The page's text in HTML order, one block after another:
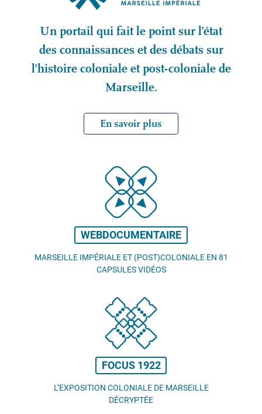
Un portail qui fait le point sur l’état
des connaissances et des débats sur
l’histoire coloniale et post-coloniale de
Marseille.
En savoir plus
WEBDOCUMENTAIRE
MARSEILLE IMPÉRIALE ET (POST)COLONIALE EN 81
CAPSULES VIDÉOS
FOCUS 1922
L’EXPOSITION COLONIALE DE MARSEILLE
DÉCRYPTÉE